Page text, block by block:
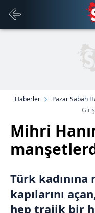
Haberler Pazar Sabah
Mihri
Türk
kapılarını
hep trajik bir